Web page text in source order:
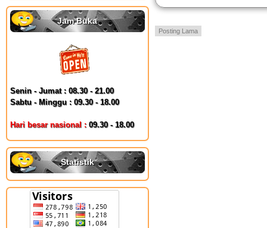
Jam Buka
Senin - Jumat : 08.30 - 21.00
Sabtu - Minggu : 09.30 - 18.00
Hari besar nasional : 09.30 - 18.00
Statistik
Posting Lama